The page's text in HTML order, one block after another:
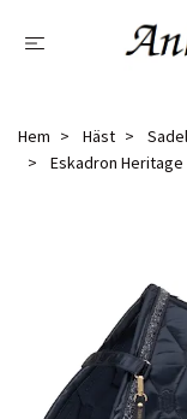
Hem Häst
Eskadron